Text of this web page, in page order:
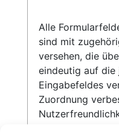
Alle
sind mit
versehen, die
eindeutig auf die
Eingabefeldes
Zuordnung